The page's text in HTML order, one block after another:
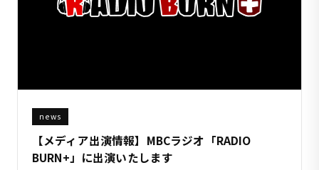
news
【メディア出演情報】MBCラジオ「RADIO
BURN+」に出演いたします